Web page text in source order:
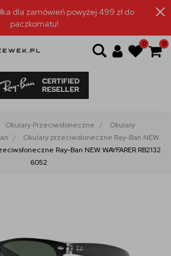
dla zamówień powyżej 499 zł do
paczkomatu!
0 0
Okulary Przeciwsłoneczne
Okulary
Okulary przeciwsłoneczne Ray-Ban NEW
Ray-Ban NEW WAYFARER RB2132
6052